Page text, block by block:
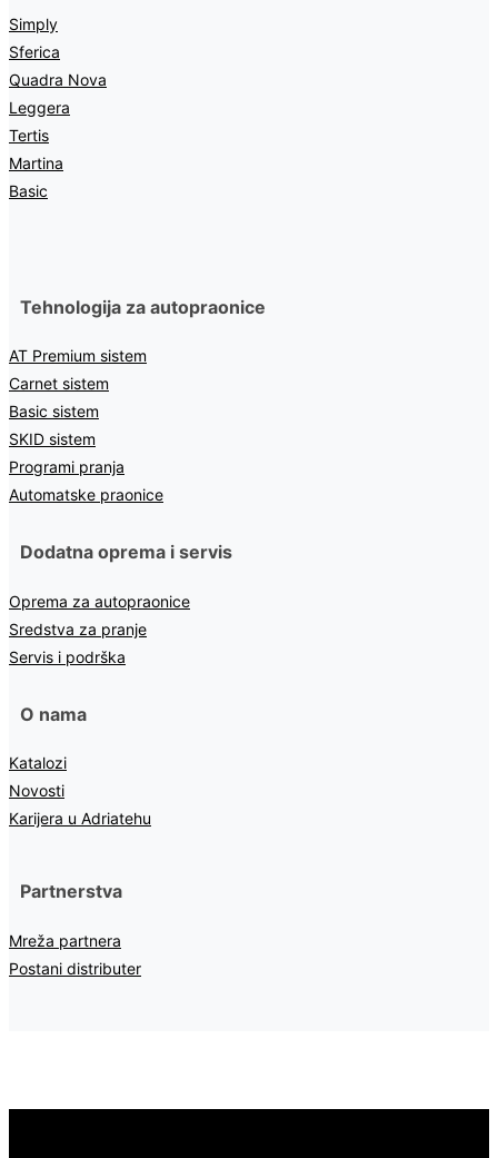
Simply
Sferica
Quadra Nova
Leggera
Tertis
Martina
Basic
Tehnologija za autopraonice
AT Premium sistem
Carnet sistem
Basic sistem
SKID sistem
Programi pranja
Automatske praonice
Dodatna oprema i servis
Oprema za autopraonice
Sredstva za pranje
Servis i podrška
O nama
Katalozi
Novosti
Karijera u Adriatehu
Partnerstva
Mreža partnera
Postani distributer